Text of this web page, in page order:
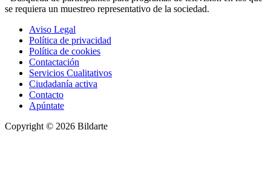
se requiera un muestreo representativo de la sociedad.
Aviso Legal
Política de privacidad
Política de cookies
Contactación
Servicios Cualitativos
Ciudadanía activa
Contacto
Apúntate
Copyright © 2026 Bildarte